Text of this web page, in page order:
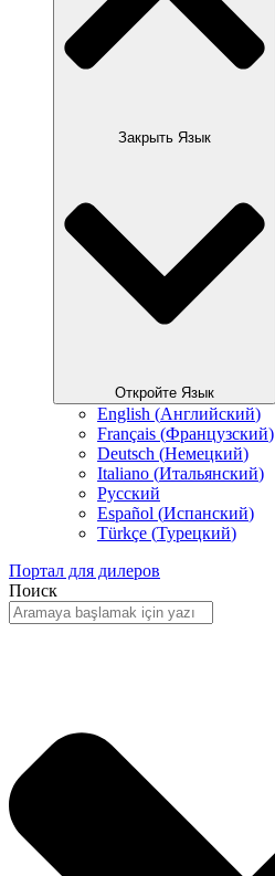
Закрыть Язык
Откройте Язык
English (Английский)
Français (Французский)
Deutsch (Немецкий)
Italiano (Итальянский)
Русский
Español (Испанский)
Türkçe (Турецкий)
Портал для дилеров
Поиск